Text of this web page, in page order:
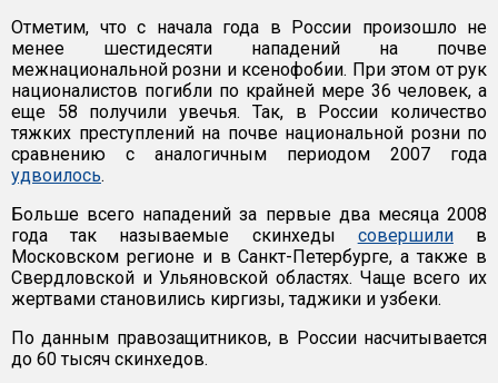
Отметим, что с начала года в России произошло не
менее шестидесяти нападений на почве
межнациональной розни и ксенофобии. При этом от рук
националистов погибли по крайней мере 36 человек, а
еще 58 получили увечья. Так, в России количество
тяжких преступлений на почве национальной розни по
сравнению с аналогичным периодом 2007 года
удвоилось.
Больше всего нападений за первые два месяца 2008
года так называемые скинхеды совершилив
Московском регионе и в Санкт-Петербурге, а также в
Свердловской и Ульяновской областях. Чаще всего их
жертвами становились киргизы, таджики и узбеки.
По данным правозащитников, в России насчитывается
до 60 тысяч скинхедов.